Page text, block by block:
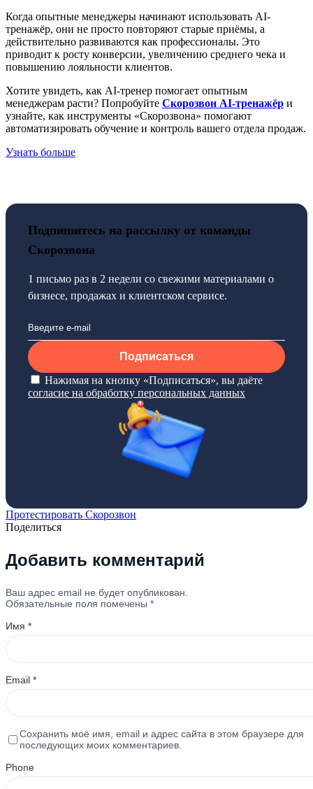
Когда опытные менеджеры начинают использовать AI-
тренажёр, они не просто повторяют старые приёмы, а
действительно развиваются как профессионалы. Это
приводит к росту конверсии, увеличению среднего чека и
повышению лояльности клиентов.
Хотите увидеть, как AI-тренер помогает опытным
менеджерам расти? Попробуйте Скорозвон AI-тренажёр и
узнайте, как инструменты «Скорозвона» помогают
автоматизировать обучение и контроль вашего отдела продаж.
Узнать больше
Подпишитесь на рассылку от команды
Скорозвона
1 письмо раз в 2 недели со свежими материалами о
бизнесе, продажах и клиентском сервисе.
Подписаться
Нажимая на кнопку «Подписаться», вы даёте
согласие на обработку персональных данных
Протестировать Скорозвон
Поделиться
Добавить комментарий
Ваш адрес email не будет опубликован.
Обязательные поля помечены *
Имя *
Email *
Сохранить моё имя, email и адрес сайта в этом браузере для
последующих моих комментариев.
Phone